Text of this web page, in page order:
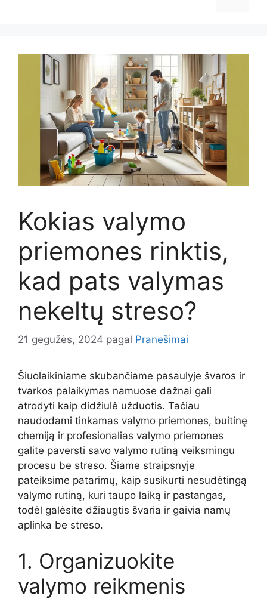
Kokias valymo
priemones rinktis,
kad pats valymas
nekeltų streso?
21 gegužės, 2024 pagal Pranešimai
Šiuolaikiniame skubančiame pasaulyje švaros ir
tvarkos palaikymas namuose dažnai gali
atrodyti kaip didžiulė užduotis. Tačiau
naudodami tinkamas valymo priemones, buitinę
chemiją ir profesionalias valymo priemones
galite paversti savo valymo rutiną veiksmingu
procesu be streso. Šiame straipsnyje
pateiksime patarimų, kaip susikurti nesudėtingą
valymo rutiną, kuri taupo laiką ir pastangas,
todėl galėsite džiaugtis švaria ir gaivia namų
aplinka be streso.
1. Organizuokite
valymo reikmenis